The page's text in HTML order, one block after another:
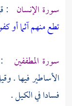
سورة الإنسان :
تطع منهم آثما أو
سورة المطففين
الأساطير فيها .
فسادا في الكيل .